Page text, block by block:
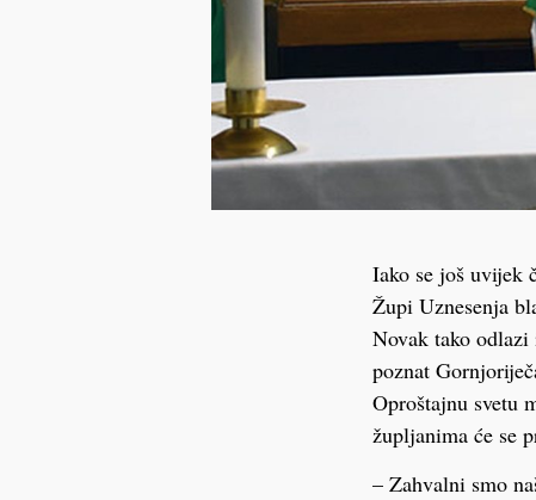
Iako se još uvijek
Župi Uznesenja
Novak tako
poznat
Oproštajnu svetu
župljanima će se
– Zahvalni smo